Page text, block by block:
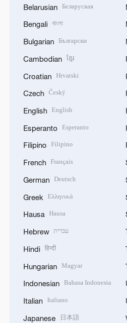
Belarusian Беларуская
Bengali বাংলা
Bulgarian Български
Cambodian ខ្មែរ
Croatian Hrvatski
Czech Český
English English
Esperanto Esperanto
Filipino Filipino
French Français
German Deutsch
Greek Ελληνικά
Hausa Hausa
Hebrew עברית
Hindi हिन्दी
Hungarian Magyar
Indonesian Bahasa Indonesia
Italian Italiano
Japanese 日本語